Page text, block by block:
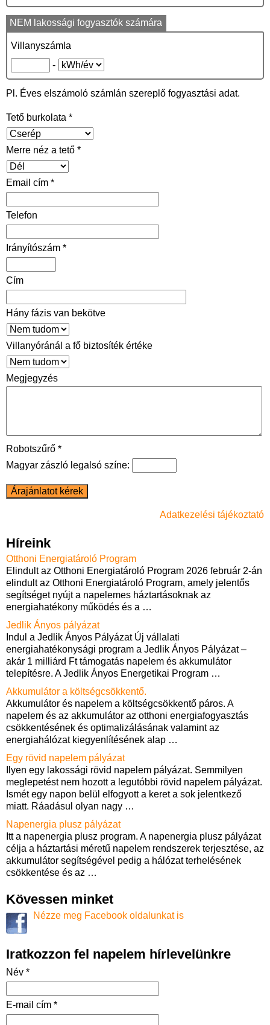
NEM lakossági fogyasztók számára
Villanyszámla
-
Pl. Éves elszámoló számlán szereplő fogyasztási adat.
Tető burkolata *
Merre néz a tető *
Email cím *
Telefon
Irányítószám *
Cím
Hány fázis van bekötve
Villanyóránál a fő biztosíték értéke
Megjegyzés
Robotszűrő *
Magyar zászló legalsó színe:
Adatkezelési tájékoztató
Híreink
Otthoni Energiatároló Program
Elindult az Otthoni Energiatároló Program 2026 február 2-án
elindult az Otthoni Energiatároló Program, amely jelentős
segítséget nyújt a napelemes háztartásoknak az
energiahatékony működés és a …
Jedlik Ányos pályázat
Indul a Jedlik Ányos Pályázat Új vállalati
energiahatékonysági program a Jedlik Ányos Pályázat –
akár 1 milliárd Ft támogatás napelem és akkumulátor
telepítésre. A Jedlik Ányos Energetikai Program …
Akkumulátor a költségcsökkentő.
Akkumulátor és napelem a költségcsökkentő páros. A
napelem és az akkumulátor az otthoni energiafogyasztás
csökkentésének és optimalizálásának valamint az
energiahálózat kiegyenlítésének alap …
Egy rövid napelem pályázat
Ilyen egy lakossági rövid napelem pályázat. Semmilyen
meglepetést nem hozott a legutóbbi rövid napelem pályázat.
Ismét egy napon belül elfogyott a keret a sok jelentkező
miatt. Ráadásul olyan nagy …
Napenergia plusz pályázat
Itt a napenergia plusz program. A napenergia plusz pályázat
célja a háztartási méretű napelem rendszerek terjesztése, az
akkumulátor segítségével pedig a hálózat terhelésének
csökkentése és az …
Kövessen minket
Nézze meg Facebook oldalunkat is
Iratkozzon fel napelem hírlevelünkre
Név *
E-mail cím *